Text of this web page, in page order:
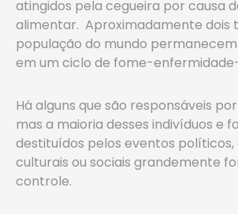
atingidos pela cegueira por causa
alimentar. Aproximadamente dois
população do mundo
em um ciclo de fome-
Há alguns que são responsáveis
mas a maioria desses indivíduos e
destituídos pelos eventos políticos,
culturais ou sociais grandemente
controle.